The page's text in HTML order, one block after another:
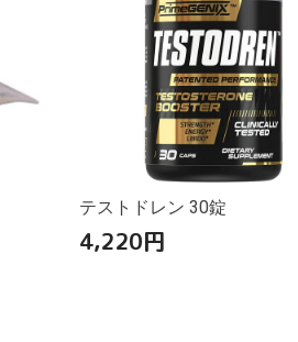
テストドレン 30錠
4,220円